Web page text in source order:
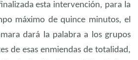
esta intervención, para la
máximo de quince minutos, el
dará la palabra a los grupos
de esas enmiendas de totalidad,